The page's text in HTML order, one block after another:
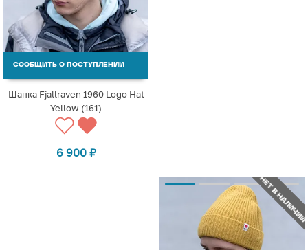
СООБЩИТЬ О ПОСТУПЛЕНИИ
Шапка Fjallraven 1960 Logo Hat
Yellow (161)
6 900 ₽
НЕТ В НАЛИЧИИ